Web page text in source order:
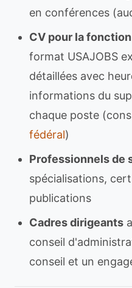
en conférences
CV pour la
format USAJOBS
détaillées avec
informations du
chaque poste
fédéral)
Professionnels de
spécialisations,
publications
Cadres dirigeants
conseil
conseil et un